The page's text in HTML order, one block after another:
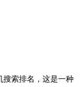
搜索排名，这是一种